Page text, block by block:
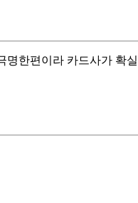
한편이라 카드사가 확